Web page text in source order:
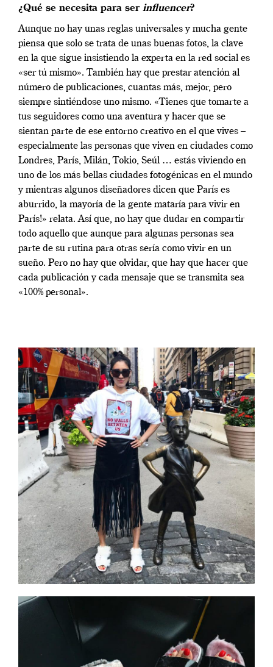
¿Qué se necesita para ser influencer?
Aunque no hay unas reglas universales y mucha gente
piensa que solo se trata de unas buenas fotos, la clave
en la que sigue insistiendo la experta en la red social es
«ser tú mismo». También hay que prestar atención al
número de publicaciones, cuantas más, mejor, pero
siempre sintiéndose uno mismo. «Tienes que tomarte a
tus seguidores como una aventuray hacer que se
sientan parte de ese entorno creativo en el que vives –
especialmente las personas que viven en ciudades como
Londres, París, Milán, Tokio, Seúl … estás viviendo en
uno de los más bellas ciudades fotogénicas en el mundo
y mientras algunos diseñadores dicen que París es
aburrido, la mayoría de la gente mataría para vivir en
París!» relata. Así que, no hay que dudar en compartir
todo aquello que aunque para algunas personas sea
parte de su rutina para otras sería como vivir en un
sueño. Pero no hay que olvidar, que hay que hacer que
cada publicación y cada mensaje que se transmita sea
«100% personal».